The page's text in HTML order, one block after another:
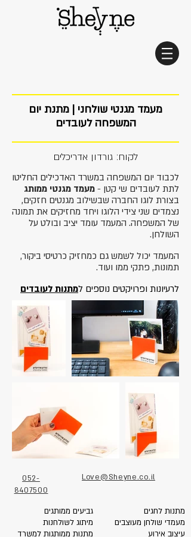
מעמד מגנטי שולחני | מתנת יום
המשפחה לעובדים
לקוח: גורדון אדריכלים
לכבוד יום המשפחה במשרד האדכילים החליטו
לתת לעובדים שי קטן - מעמד מגנטי ממותג
בצורת לוגו החברה שבשילוב מגנטים חזקים,
נצמדים שני צידי הלוגו ויחד מחזיקים את תמונה
של המשפחה. המעמד עומד יציב ובולט על
השולחן.
המעמד יכול לשמש גם כמחזיק כרטיסי ביקור,
תמונות, פתקי ממו ועוד.
לרעיונות ופרויקטים נוספים למתנות לעובדים
052-
8407500
Love@Sheyne.co.il
גביעים ממותגים
מיתוג לשולחנות
מתנות ממותגות למשרד
מתנות לחגים
מעמדי שולחן מעוצבים
עיצוב אירוע